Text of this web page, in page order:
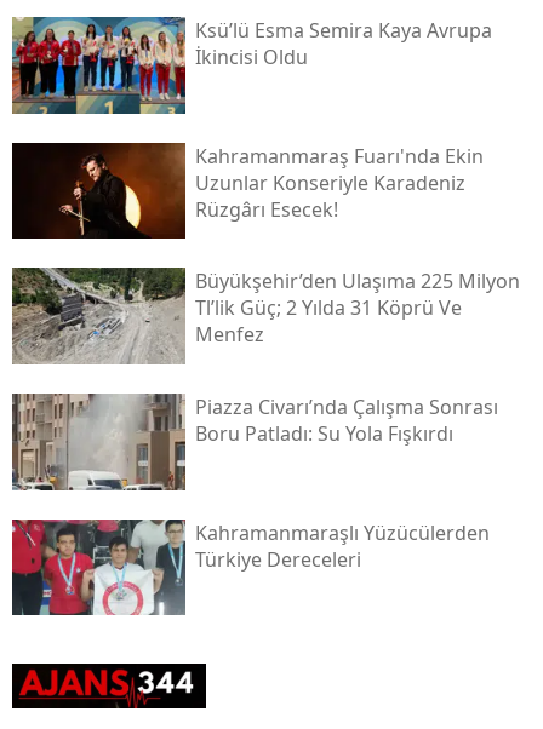
Ksü’lü Esma Semira Kaya Avrupa
İkincisi Oldu
Kahramanmaraş Fuarı'nda Ekin
Uzunlar Konseriyle Karadeniz
Rüzgârı Esecek!
Büyükşehir’den Ulaşıma 225 Milyon
Tl’lik Güç; 2 Yılda 31 Köprü Ve
Menfez
Piazza Civarı’nda Çalışma Sonrası
Boru Patladı: Su Yola Fışkırdı
Kahramanmaraşlı Yüzücülerden
Türkiye Dereceleri